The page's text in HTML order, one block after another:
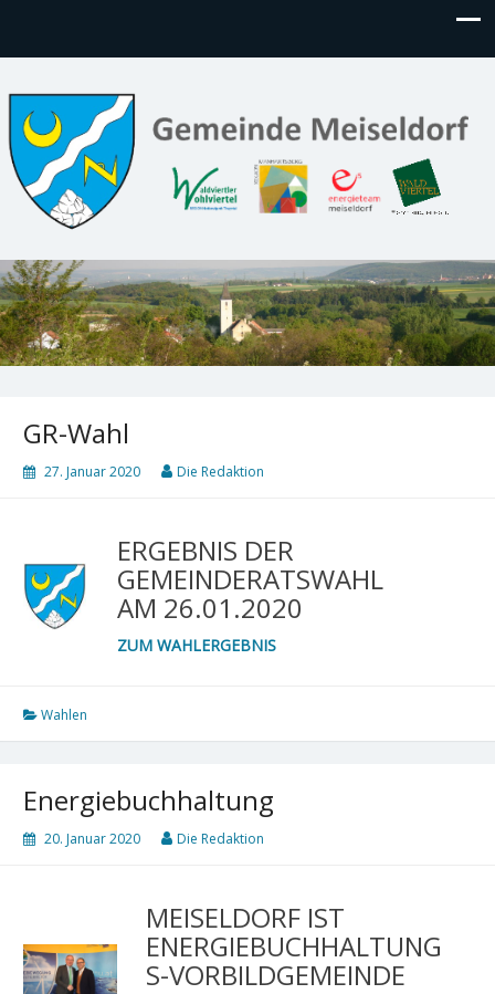
GR-Wahl
27. Januar 2020 Die Redaktion
ERGEBNIS DER
GEMEINDERATSWAHL
AM 26.01.2020
ZUM WAHLERGEBNIS
Wahlen
Energiebuchhaltung
20. Januar 2020 Die Redaktion
MEISELDORF IST
ENERGIEBUCHHALTUNG
S-VORBILDGEMEINDE